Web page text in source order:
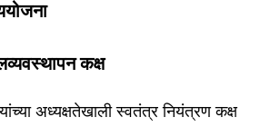
कक्ष
अध्यक्षतेखाली स्वतंत्र नियंत्रण कक्ष